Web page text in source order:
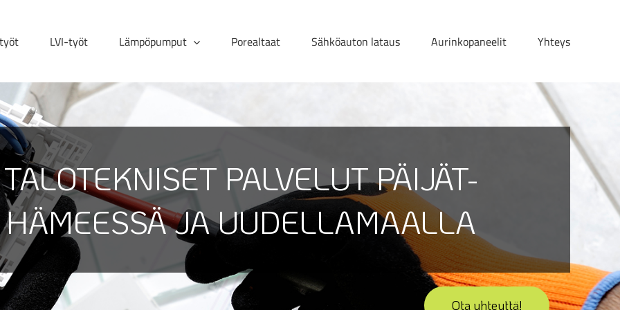
LVI-työt Lämpöpumput Porealtaat Sähköauton lataus Aurinkopaneelit Yhteys
TALOTEKNISET PALVELUT PÄIJÄT-
HÄMEESSÄ JA UUDELLAMAALLA
Ota yhteyttä!